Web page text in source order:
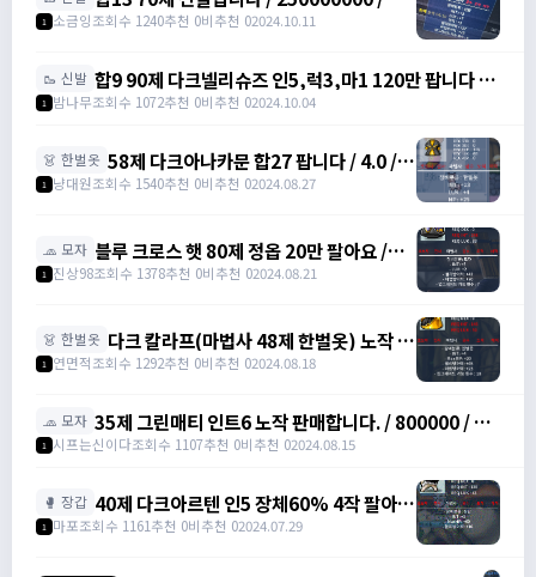
피스샌들 럭7 인3 마3 합마13 /
https://open.kakao.com/o/syXh5TNg
1 소금잉조회수 1240추천 0비추천 02024.10.11
🥾 신발 합9 90제 다크넬리슈즈 인5,럭3,마1 120만 팝니다 /
120만 / https://artale.one/post/write?
1 밤나무조회수 1072추천 0비추천 02024.10.04
👗 한벌옷 58제 다크아나카문 합27 팝니다 / 4.0 /
인23 럭4 전지 /
https://open.kakao.com/o/s8BgatLg
1 냥대원조회수 1540추천 0비추천 02024.08.27
🧢 모자 블루 크로스 햇 80제 정옵 20만 팔아요 /
200000 / 블루 크로스 햇 80제 정옵 20만
1 진상98조회수 1378추천 0비추천 02024.08.21
👗 한벌옷 다크 칼라프(마법사 48제 한벌옷) 노작 /
인트4 / 18만에 팝니다. / 180,000 /
https://open.kakao.com/o/s0DLJJJg
1 연면적조회수 1292추천 0비추천 02024.08.18
🧢 모자 35제 그린매티 인트6 노작 판매합니다. / 800000 / 그
린매티 / 카카오톡 오픈채팅을 시작해 보세요. 링크를 선
https://open.kakao.com/o/sAamp6Ig
1 시프는신이다조회수 1107추천 0비추천 02024.08.15
🥊 장갑 40제 다크아르텐 인5 장체60% 4작 팔아요
/ 4,500,000 / 40제 다크아르텐 인5 장체
1 마포조회수 1161추천 0비추천 02024.07.29